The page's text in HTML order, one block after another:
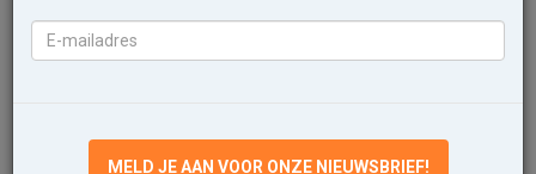
Wat wil jij later worden? Leer alle beroepen! Leer 13 nieuwe woorden met
kucharz
MELD JE AAN VOOR ONZE NIEUWSBRIEF!